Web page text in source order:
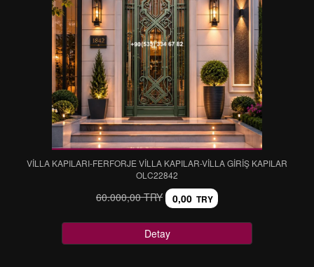
VİLLA KAPILARI-FERFORJE VİLLA KAPILAR-VİLLA GİRİŞ KAPILAR
OLC22842
60.000,00 TRY 0,00 TRY
Detay